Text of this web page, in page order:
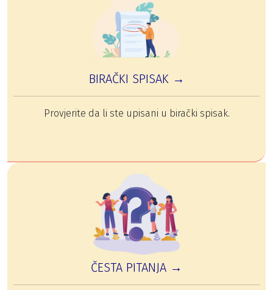
BIRAČKI SPISAK →
Provjerite da li ste upisani u birački spisak.
ČESTA PITANJA →